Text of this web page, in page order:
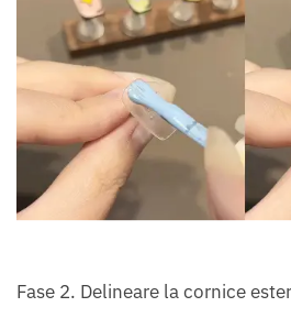
Fase 2. Delineare la cornice